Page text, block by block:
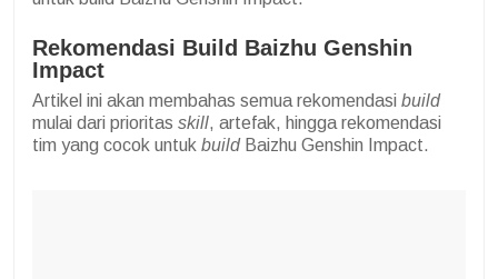
Rekomendasi Build Baizhu Genshin
Impact
Artikel ini akan membahas semua rekomendasi build
mulai dari prioritas skill, artefak, hingga rekomendasi
tim yang cocok untuk build Baizhu Genshin Impact.